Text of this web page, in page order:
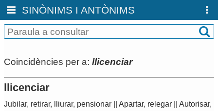
SINÒNIMS I ANTÒNIMS
Coincidències per a: llicenciar
llicenciar
Jubilar, retirar, lliurar, pensionar Apartar, relegar Autorisar,